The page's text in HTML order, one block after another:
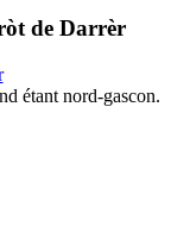
de Darrèr
étant nord-gascon.